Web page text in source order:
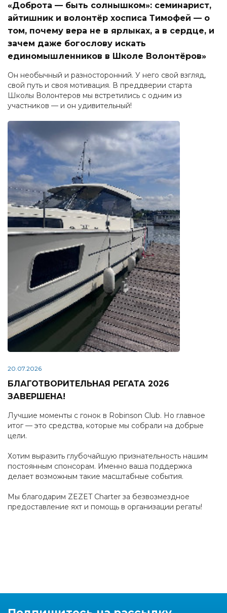
«Доброта — быть солнышком»: семинарист,
айтишник и волонтёр хосписа Тимофей — о
том, почему вера не в ярлыках, а в сердце, и
зачем даже богослову искать
единомышленников в Школе Волонтёров»
Он необычный и разносторонний. У него свой взгляд,
свой путь и своя мотивация. В преддверии старта
Школы Волонтеров мы встретились с одним из
участников — и он удивительный!
20.07.2026
БЛАГОТВОРИТЕЛЬНАЯ РЕГАТА 2026
ЗАВЕРШЕНА!
Лучшие моменты с гонок в Robinson Club. Но главное
итог — это средства, которые мы собрали на добрые
цели.
Хотим выразить глубочайшую признательность нашим
постоянным спонсорам. Именно ваша поддержка
делает возможным такие масштабные события.
Мы благодарим ZEZET Charter за безвозмездное
предоставление яхт и помощь в организации регаты!